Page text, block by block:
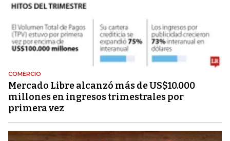
COMERCIO
Mercado Libre alcanzó más de US$10.000
millones en ingresos trimestrales por
primera vez